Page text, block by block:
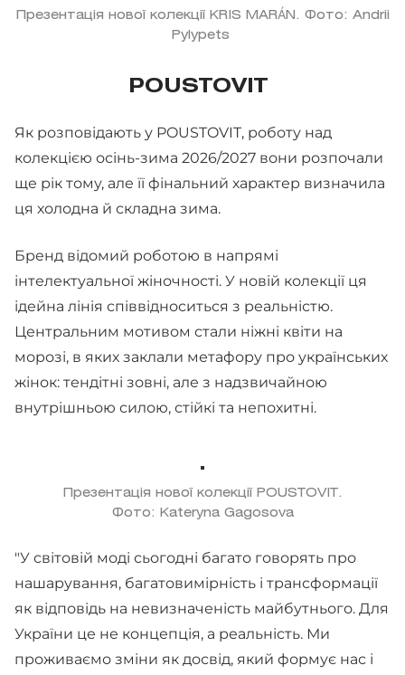
Презентація нової колекції KRIS MARÁN. Фото: Andrii
Pylypets
POUSTOVIT
Як розповідають у POUSTOVIT, роботу над
колекцією осінь-зима 2026/2027 вони розпочали
ще рік тому, але її фінальний характер визначила
ця холодна й складна зима.
Бренд відомий роботою в напрямі
інтелектуальної жіночності. У новій колекції ця
ідейна лінія співвідноситься з реальністю.
Центральним мотивом стали ніжні квіти на
морозі, в яких заклали метафору про українських
жінок: тендітні зовні, але з надзвичайною
внутрішньою силою, стійкі та непохитні.
Презентація нової колекції POUSTOVIT.
Фото: Kateryna Gagosova
"У світовій моді сьогодні багато говорять про
нашарування, багатовимірність і трансформації
як відповідь на невизначеність майбутнього. Для
України це не концепція, а реальність. Ми
проживаємо зміни як досвід, який формує нас і